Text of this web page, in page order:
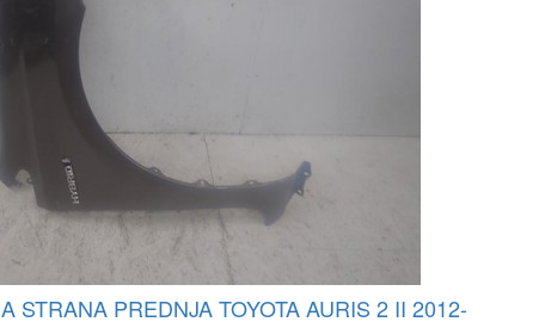
STRANA PREDNJA TOYOTA AURIS 2 II 2012-